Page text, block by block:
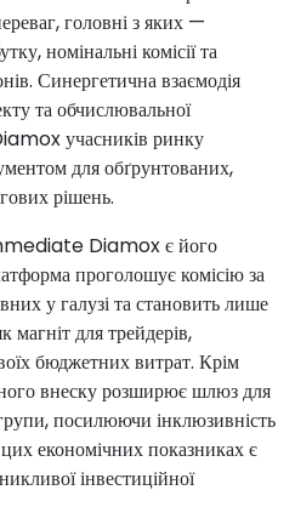
головні з яких —
номінальні комісії та
Синергетична взаємодія
та обчислювальної
учасників ринку
для обґрунтованих,
рішень.
Diamox є його
проголошує комісію за
у галузі та становить лише
магніт для трейдерів,
бюджетних витрат. Крім
внеску розширює шлюз для
посилюючи інклюзивність
економічних показниках є
інвестиційної